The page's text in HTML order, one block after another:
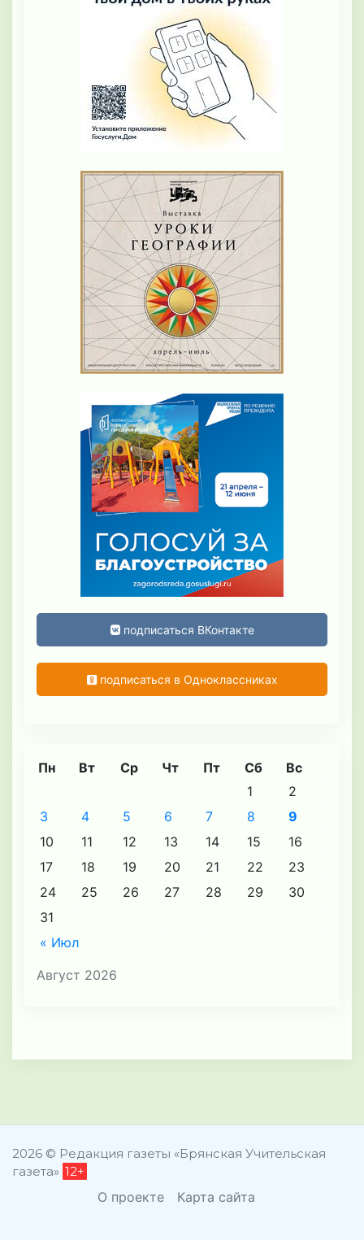
подписаться ВКонтакте
подписаться в Одноклассниках
Август 2026
Пн Вт Ср Чт Пт Сб Вс
« Июл
1
2
3
4 5 6 7 8
9
10
11 12 13 14 15
16
17
18 19 20 21 22
23
24
25 26 27 28 29
30
31
2026 © Редакция газеты «Брянская Учительская
газета» 12+
О проекте Карта сайта